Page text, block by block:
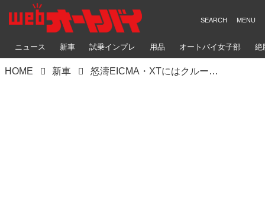
ニュース 新車 試乗インプレ 用品 オートバイ女子部 絶
HOME 新車 怒濤EICMA・XTにはクルーズコントロールも。V-STROM1050を解析